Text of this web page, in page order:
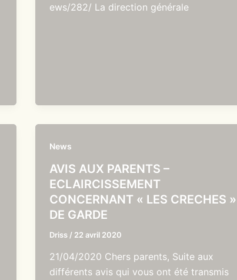
ews/282/ La direction générale
News
AVIS AUX PARENTS –
ECLAIRCISSEMENT
CONCERNANT « LES CRECHES »
DE GARDE
Driss / 22 avril 2020
21/04/2020 Chers parents, Suite aux
différents avis qui vous ont été transmis